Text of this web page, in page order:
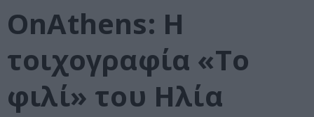
ΟnAthens: Η
τοιχογραφία «Το
φιλί» του Ηλία